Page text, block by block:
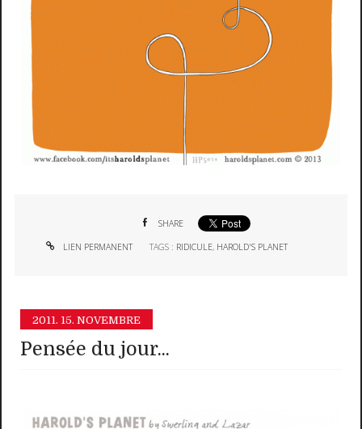
SHARE
LIEN PERMANENT TAGS : RIDICULE, HAROLD'S PLANET
2011. 15. NOVEMBRE
Pensée du jour...